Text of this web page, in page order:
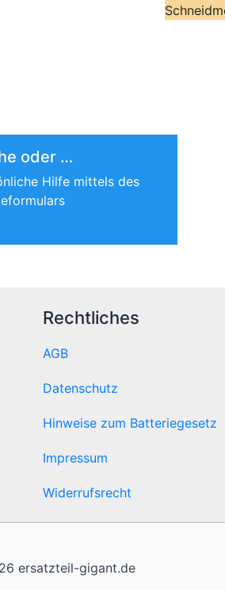
oder …
Hilfe mittels des
Rechtliches
AGB
Datenschutz
Hinweise zum Batteriegesetz
Impressum
Widerrufsrecht
ersatzteil-gigant.de